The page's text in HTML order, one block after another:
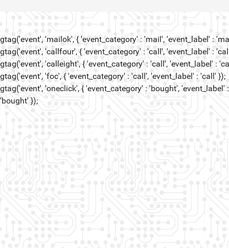
gtag('event', 'mailok', { 'event_category' : 'mail', 'event_label' :
gtag('event', 'callfour', { 'event_category' : 'call', 'event_label' :
gtag('event', 'calleight', { 'event_category' : 'call', 'event_label' :
gtag('event', 'foc', { 'event_category' : 'call', 'event_label' : 'call' });
gtag('event', 'oneclick', { 'event_category' : 'bought', 'event_label' :
'bought' });